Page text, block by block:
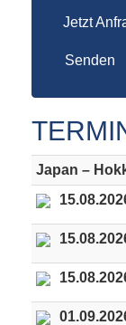
Jetzt
Senden
Japan –